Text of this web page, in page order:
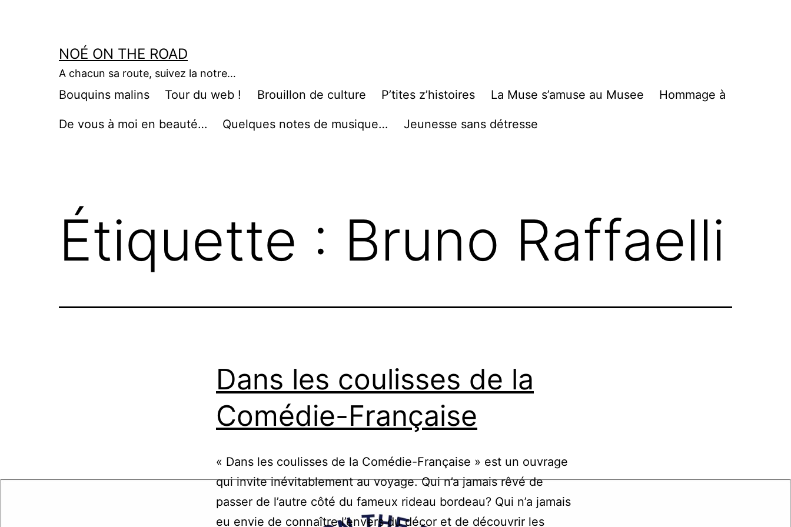
NOÉ ON THE ROAD
A chacun sa route, suivez la notre…
Bouquins malins Tour du web ! Brouillon de culture P’tites z’histoires La Muse s’amuse au Musee Hommage à
De vous à moi en beauté… Quelques notes de musique… Jeunesse sans détresse
Étiquette : Bruno Raffaelli
Dans les coulisses de la
Comédie-Française
« Dans les coulisses de la Comédie-Française » est un ouvrage
qui invite inévitablement au voyage. Qui n’a jamais rêvé de
passer de l’autre côté du fameux rideau bordeau? Qui n’a jamais
eu envie de connaître l’envers du décor et de découvrir les